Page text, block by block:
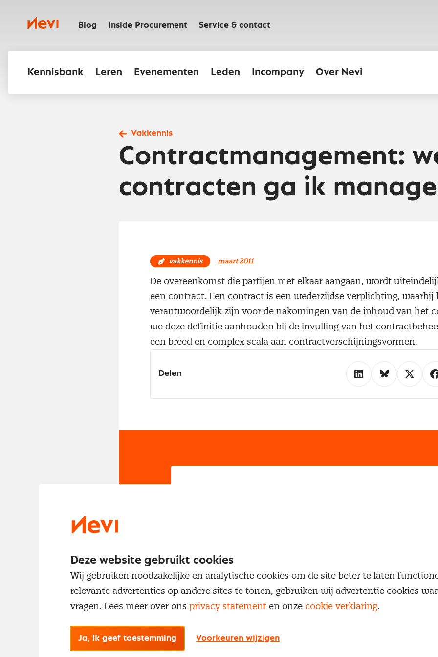
inhoudNevi Blog Inside Procurement Service & contact
Kennisbank Leren Evenementen Leden Incompany Over Nevi
Vakkennis
Contractmanagement:
contracten ga ik
vakkennis maart 2011
De overeenkomst die partijen met elkaar aangaan, wordt
een contract. Een contract is een wederzijdse verplichting, waarbij
verantwoordelijk zijn voor de nakomingen van de inhoud van het
we deze definitie aanhouden bij de invulling van het
een breed en complex scala aan contractverschijningsvormen.
Delen
Inloggen
Deze website gebruikt cookies
Wij gebruiken noodzakelijke en analytische cookies om de site beter te laten
relevante advertenties op andere sites te tonen, gebruiken wij advertentie cookies
vragen. Lees meer over ons privacy statement en onze cookie verklaring.
Ja, ik geef toestemming Voorkeuren wijzigen